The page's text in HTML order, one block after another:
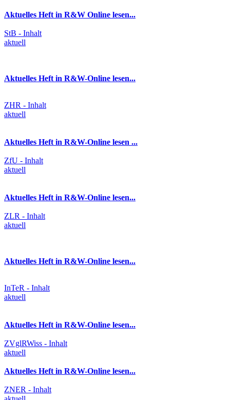
Aktuelles Heft in R&W Online lesen...
StB - Inhalt
aktuell
Aktuelles Heft in R&W-Online lesen...
ZHR - Inhalt
aktuell
Aktuelles Heft in R&W-Online lesen ...
ZfU - Inhalt
aktuell
Aktuelles Heft in R&W-Online lesen...
ZLR - Inhalt
aktuell
Aktuelles Heft in R&W-Online lesen...
InTeR - Inhalt
aktuell
Aktuelles Heft in R&W-Online lesen...
ZVglRWiss - Inhalt
aktuell
Aktuelles Heft in R&W-Online lesen...
ZNER - Inhalt